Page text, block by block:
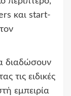
και start-
διαδώσουν
τις ειδικές
εμπειρία